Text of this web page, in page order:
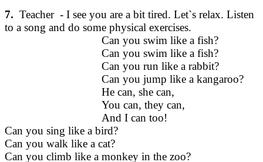
7. Teacher - I see you are a bit tired. Let`s relax. Listen
to a song and do some physical exercises.
Can you swim like a fish?
Can you swim like a fish?
Can you run like a rabbit?
Can you jump like a kangaroo?
He can, she can,
You can, they can,
And I can too!
Can you sing like a bird?
Can you walk like a cat?
Can you climb like a monkey in the zoo?